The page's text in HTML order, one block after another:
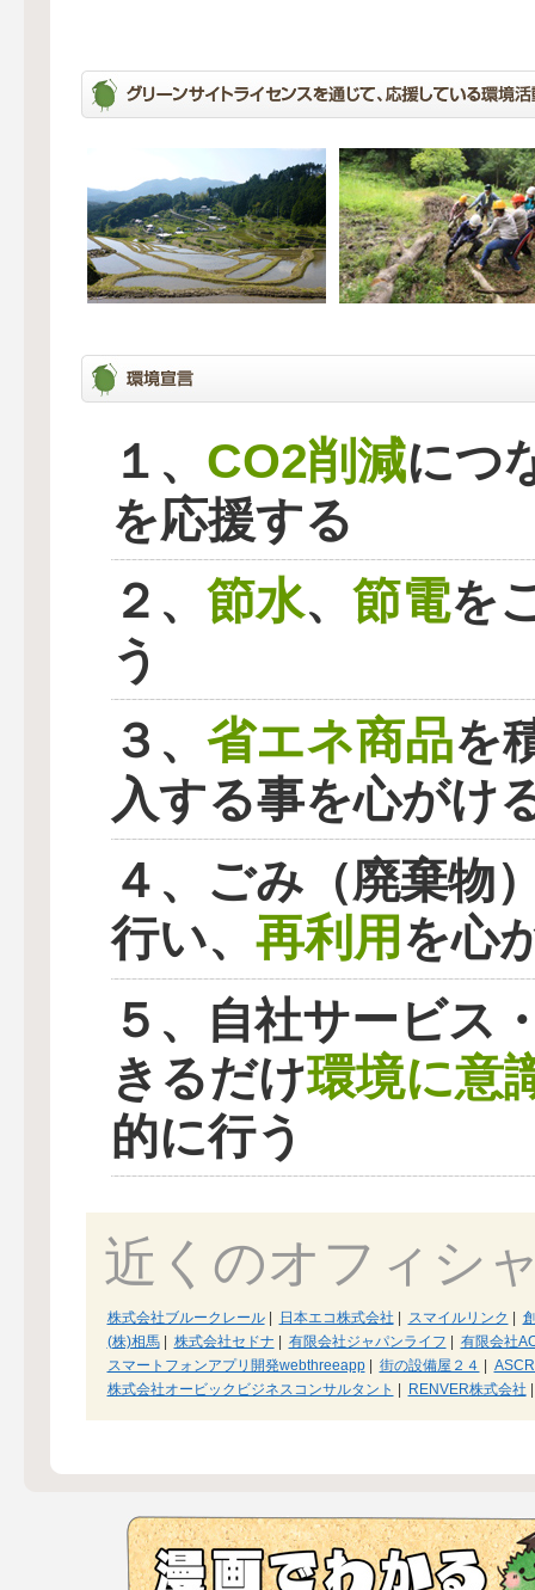
１、 CO2削減につ
を応援する
２、 節水、 節電を
う
３、 省エネ商品を
入する事を心がけ
４、ごみ（廃棄物
行い、 再利用を心
５、自社サービス
きるだけ環境に意
的に行う
近くのオフィシ
株式会社ブルークレール| 日本エコ株式会社 スマイルリンク
(株)相馬| 株式会社セドナ 有限会社ジャパンライフ
有限会社
スマートフォンアプリ開発webthreeapp| 街の設備屋２４
株式会社オービックビジネスコンサルタント
RENVER株式会社